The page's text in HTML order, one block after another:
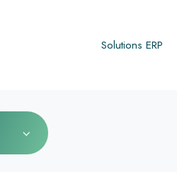
Solutions ERP